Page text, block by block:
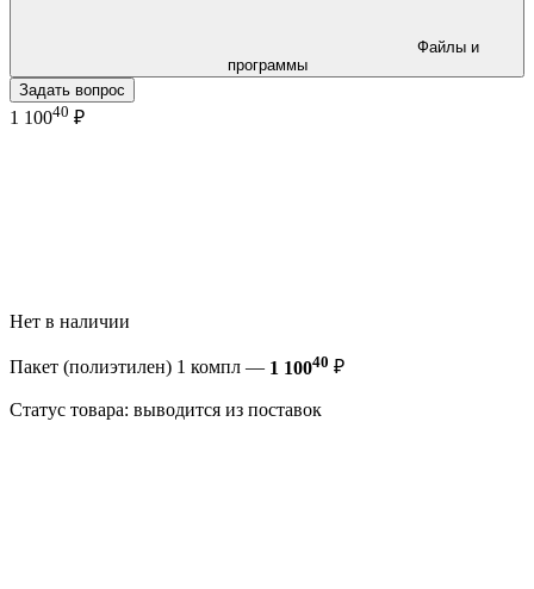
программы
Задать вопрос
1 10040 ₽
Нет в наличии
Пакет (полиэтилен) 1 компл — 1 10040 ₽
Статус товара: выводится из поставок